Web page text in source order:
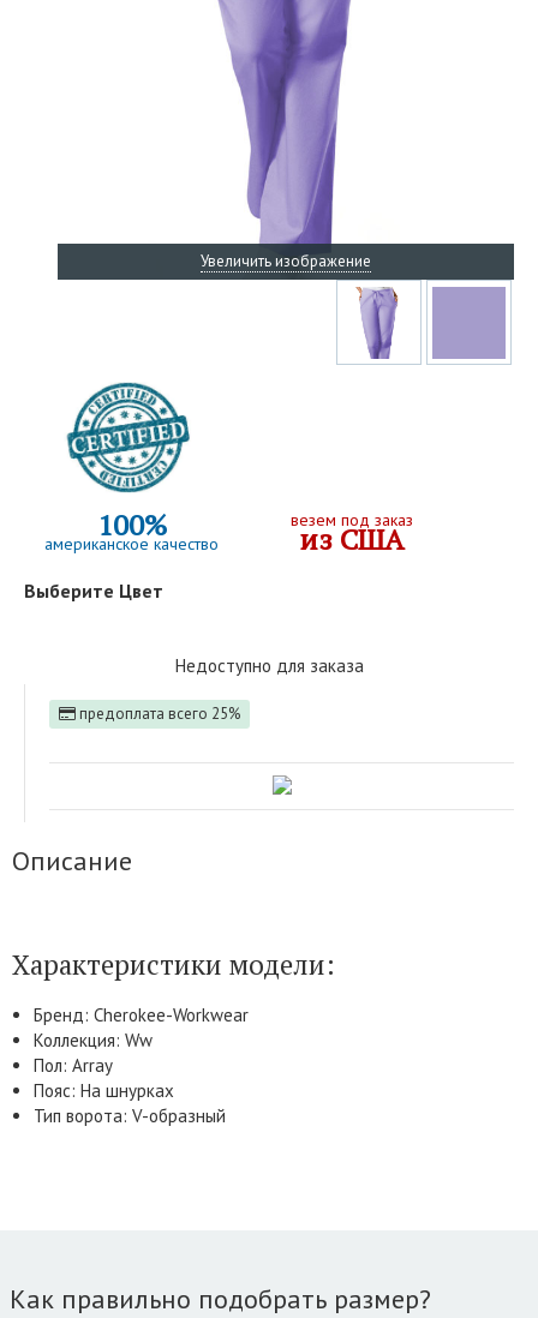
Увеличить изображение
100%
американское качество
везем под заказ
из США
Выберите Цвет
Недоступно для заказа
предоплата всего 25%
Описание
Характеристики модели:
Бренд: Cherokee-Workwear
Коллекция: Ww
Пол: Array
Пояс: На шнурках
Тип ворота: V-образный
Как правильно подобрать размер?